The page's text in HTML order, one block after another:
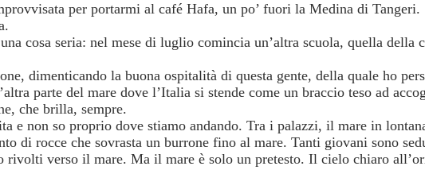
per portarmi al café Hafa, un po’ fuori la Medina di
cosa seria: nel mese di luglio comincia un’altra scuola, quella della
dimenticando la buona ospitalità di questa gente, della quale ho
parte del mare dove l’Italia si stende come un braccio teso ad
che brilla, sempre.
e non so proprio dove stiamo andando. Tra i palazzi, il mare in
di rocce che sovrasta un burrone fino al mare. Tanti giovani sono
verso il mare. Ma il mare è solo un pretesto. Il cielo chiaro